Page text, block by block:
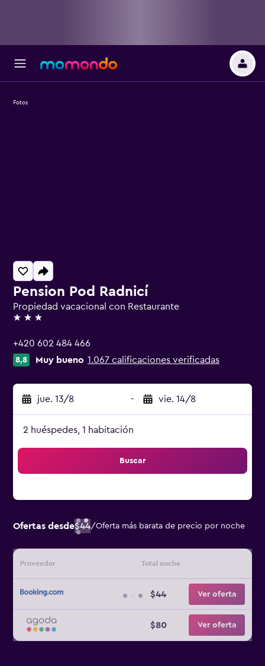
Pension Pod Radnicí
Propiedad vacacional con Restaurante
3 estrellas
+420 602 484 466
8,8 Muy bueno 1.067 calificaciones verificadas
jue. 13/8 - vie. 14/8
2 huéspedes, 1 habitación
Buscar
Ofertas desde$44/Oferta más barata de precio por noche
Proveedor Total noche
$44 Ver oferta
$80 Ver oferta
Fotos